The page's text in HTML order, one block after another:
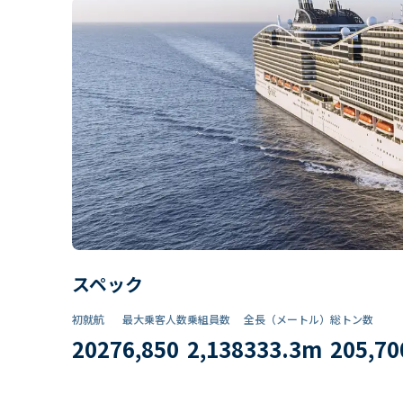
スペック
初就航
2027
最大乗客人数
6,850
乗組員数​
2,138
全長（メートル）
333.3m
総トン数​